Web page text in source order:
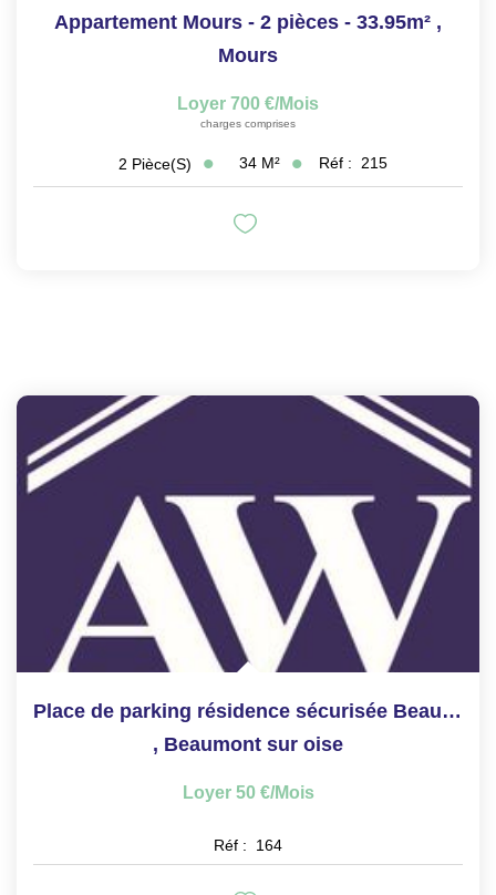
Appartement Mours - 2 pièces - 33.95m² ,
Mours
Loyer 700 €/mois
charges comprises
2 Pièce(s) 34 M² Réf : 215
Place de parking résidence sécurisée Beaumont-sur-Oise
, Beaumont sur oise
Loyer 50 €/mois
Réf : 164